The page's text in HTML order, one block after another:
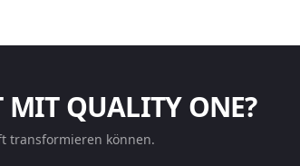
MIT QUALITY ONE?
transformieren können.